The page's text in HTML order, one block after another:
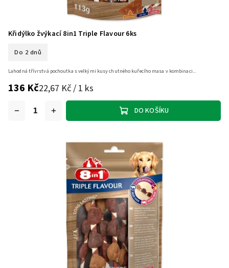
Křidýlko žvýkací 8in1 Triple Flavour 6ks
Do 2 dnů
136 Kč22,67 Kč / 1 ks
DO KOŠÍKU
Lahodná třívrstvá pochoutka s velkými kusy chutného kuřecího masa v kombinaci...